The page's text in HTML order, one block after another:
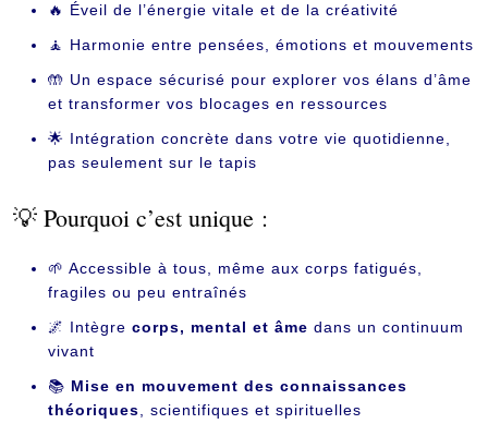
🔥 Éveil de l’énergie vitale et de la créativité
🧘 Harmonie entre pensées, émotions et mouvements
🤲 Un espace sécurisé pour explorer vos élans d’âme
et transformer vos blocages en ressources
🌟 Intégration concrète dans votre vie quotidienne,
pas seulement sur le tapis
💡 Pourquoi c’est unique :
🌱 Accessible à tous, même aux corps fatigués,
fragiles ou peu entraînés
🌌 Intègre corps, mental et âme dans un continuum
vivant
📚 Mise en mouvement des connaissances
théoriques , scientifiques et spirituelles